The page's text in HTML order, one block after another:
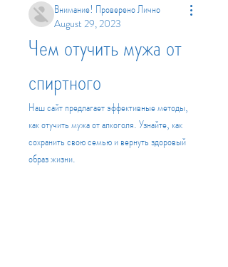
Внимание! Проверено Лично
August 29, 2023
Чем отучить мужа от
спиртного
Наш сайт предлагает эффективные методы,
как отучить мужа от алкоголя. Узнайте, как
сохранить свою семью и вернуть здоровый
образ жизни.